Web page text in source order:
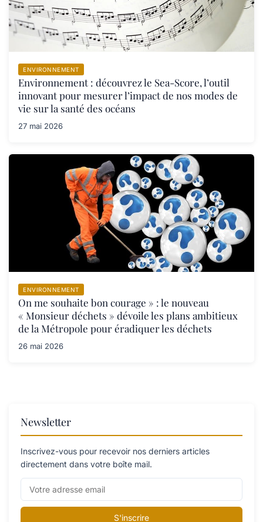
ENVIRONNEMENT
Environnement : découvrez le Sea-Score, l’outil
innovant pour mesurer l’impact de nos modes de
vie sur la santé des océans
27 mai 2026
ENVIRONNEMENT
On me souhaite bon courage » : le nouveau
« Monsieur déchets » dévoile les plans ambitieux
de la Métropole pour éradiquer les déchets
26 mai 2026
Newsletter
Inscrivez-vous pour recevoir nos derniers articles
directement dans votre boîte mail.
S'inscrire